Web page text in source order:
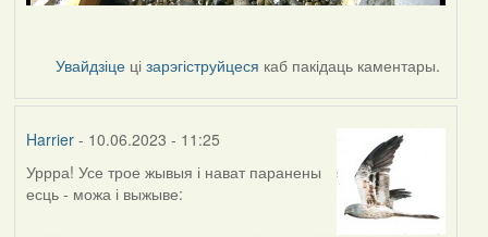
Увайдзіце цізарэгіструйцеся каб пакідаць каментары.
Harrier- 10.06.2023 - 11:25
Уррра! Усе трое жывыя і нават паранены
есць - можа і выжыве: